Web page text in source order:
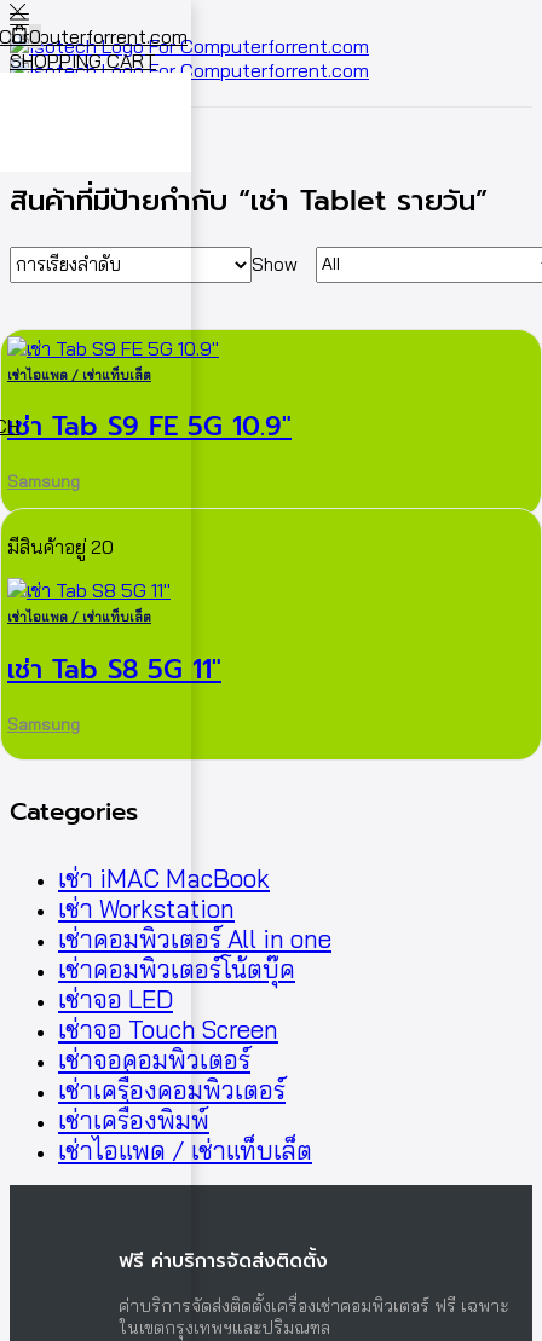
0
SHOPPING CART
สินค้าที่มีป้ายกำกับ “เช่า Tablet รายวัน”
Show
เช่าไอแพด / เช่าแท็บเล็ต
เช่า Tab S9 FE 5G 10.9″
Samsung
มีสินค้าอยู่ 20
เช่าไอแพด / เช่าแท็บเล็ต
เช่า Tab S8 5G 11″
Samsung
Categories
เช่า iMAC MacBook
เช่า Workstation
เช่าคอมพิวเตอร์ All in one
เช่าคอมพิวเตอร์โน้ตบุ๊ค
เช่าจอ LED
เช่าจอ Touch Screen
เช่าจอคอมพิวเตอร์
เช่าเครื่องคอมพิวเตอร์
เช่าเครื่องพิมพ์
เช่าไอแพด / เช่าแท็บเล็ต
ฟรี ค่าบริการจัดส่งติดตั้ง
ค่าบริการจัดส่งติดตั้งเครื่องเช่าคอมพิวเตอร์ ฟรี เฉพาะ
ในเขตกรุงเทพฯและปริมณฑล